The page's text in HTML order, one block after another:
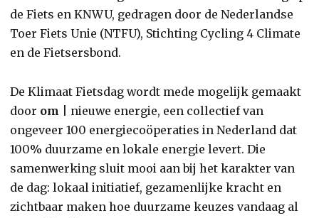
de Fiets en KNWU, gedragen door de Nederlandse
Toer Fiets Unie (NTFU), Stichting Cycling 4 Climate
en de Fietsersbond.
De Klimaat Fietsdag wordt mede mogelijk gemaakt
door om | nieuwe energie, een collectief van
ongeveer 100 energiecoöperaties in Nederland dat
100% duurzame en lokale energie levert. Die
samenwerking sluit mooi aan bij het karakter van
de dag: lokaal initiatief, gezamenlijke kracht en
zichtbaar maken hoe duurzame keuzes vandaag al